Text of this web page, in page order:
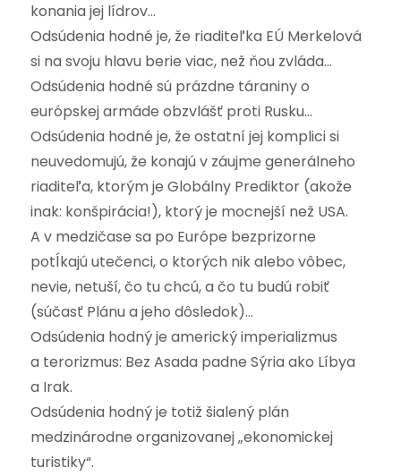
konania jej lídrov…
Odsúdenia hodné je, že riaditeľka EÚ Merkelová
si na svoju hlavu berie viac, než ňou zvláda…
Odsúdenia hodné sú prázdne táraniny o
európskej armáde obzvlášť proti Rusku…
Odsúdenia hodné je, že ostatní jej komplici si
neuvedomujú, že konajú v záujme generálneho
riaditeľa, ktorým je Globálny Prediktor (akože
inak: konšpirácia!), ktorý je mocnejší než USA.
A v medzičase sa po Európe bezprizorne
potĺkajú utečenci, o ktorých nik alebo vôbec,
nevie, netuší, čo tu chcú, a čo tu budú robiť
(súčasť Plánu a jeho dôsledok)…
Odsúdenia hodný je americký imperializmus
a terorizmus: Bez Asada padne Sýria ako Líbya
a Irak.
Odsúdenia hodný je totiž šialený plán
medzinárodne organizovanej „ekonomickej
turistiky“.